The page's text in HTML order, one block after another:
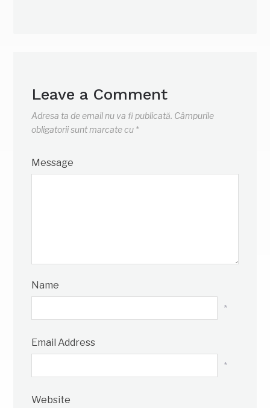
Leave a Comment
Adresa ta de email nu va fi publicată. Câmpurile
obligatorii sunt marcate cu *
Message
Name
*
Email Address
*
Website